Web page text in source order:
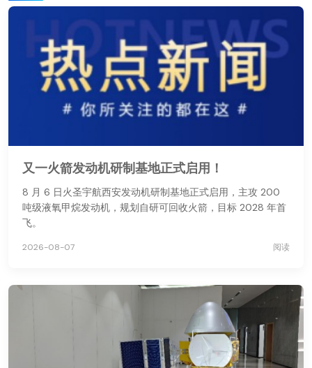
又一火箭发动机研制基地正式启用！
8 月 6 日火圣宇航西安发动机研制基地正式启用，主攻 200
吨级液氧甲烷发动机，规划自研可回收火箭，目标 2028 年首
飞。
2026-08-07 阅读